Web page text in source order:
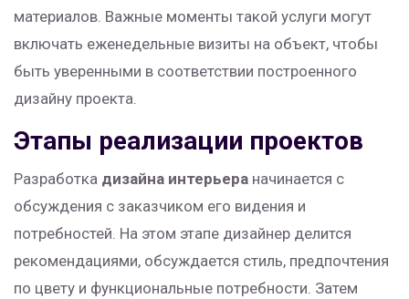
материалов. Важные моменты такой услуги могут
включать еженедельные визиты на объект, чтобы
быть уверенными в соответствии построенного
дизайну проекта.
Этапы реализации проектов
Разработка дизайна интерьера начинается с
обсуждения с заказчиком его видения и
потребностей. На этом этапе дизайнер делится
рекомендациями, обсуждается стиль, предпочтения
по цвету и функциональные потребности. Затем